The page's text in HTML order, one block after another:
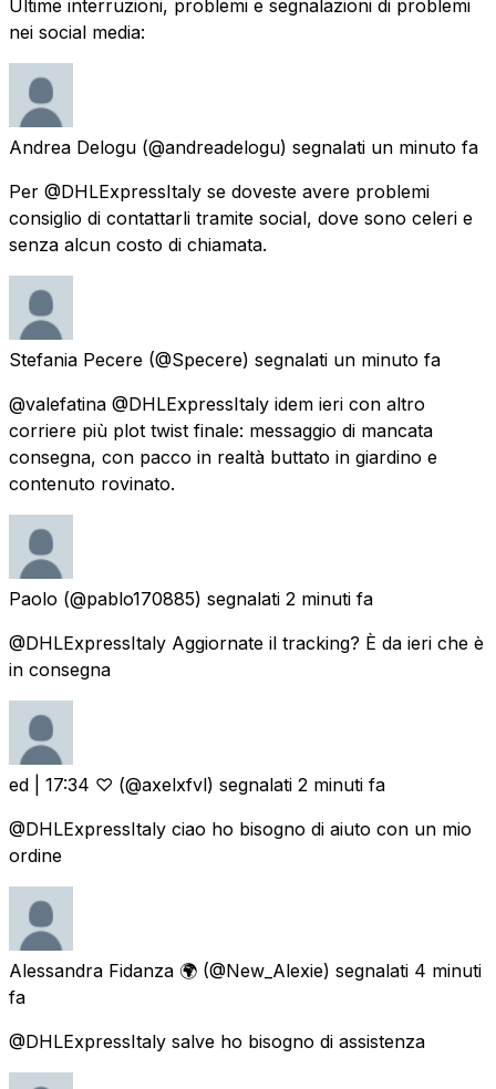
Ultime interruzioni, problemi e segnalazioni di problemi
nei social media:
Andrea Delogu (@andreadelogu) segnalati un minuto fa
Per @DHLExpressItaly se doveste avere problemi
consiglio di contattarli tramite social, dove sono celeri e
senza alcun costo di chiamata.
Stefania Pecere (@Specere) segnalati un minuto fa
@valefatina @DHLExpressItaly idem ieri con altro
corriere più plot twist finale: messaggio di mancata
consegna, con pacco in realtà buttato in giardino e
contenuto rovinato.
Paolo (@pablo170885) segnalati 2 minuti fa
@DHLExpressItaly Aggiornate il tracking? È da ieri che è
in consegna
ed | 17:34 ♡ (@axelxfvl) segnalati 2 minuti fa
@DHLExpressItaly ciao ho bisogno di aiuto con un mio
ordine
Alessandra Fidanza 🌍 (@New_Alexie) segnalati 4 minuti
fa
@DHLExpressItaly salve ho bisogno di assistenza